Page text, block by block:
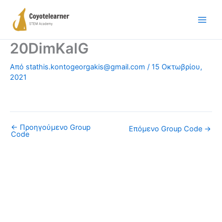
περιεχόμενο
20DimKalG
Από stathis.kontogeorgakis@gmail.com / 15 Οκτωβρίου,
2021
← Προηγούμενο Group
Code
Επόμενο Group Code →